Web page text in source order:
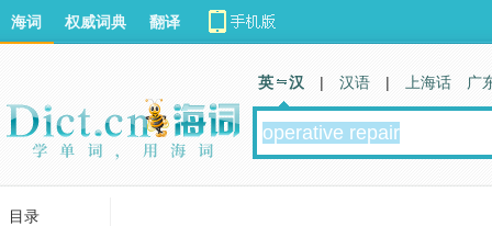
海词 权威词典 翻译
英 汉 | 汉语 | 上海话 广
目录